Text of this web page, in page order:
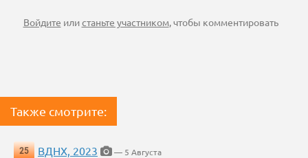
Войдите илистаньте участником, чтобы комментировать
Также смотрите:
25 ВДНХ, 2023
— 5 Августа